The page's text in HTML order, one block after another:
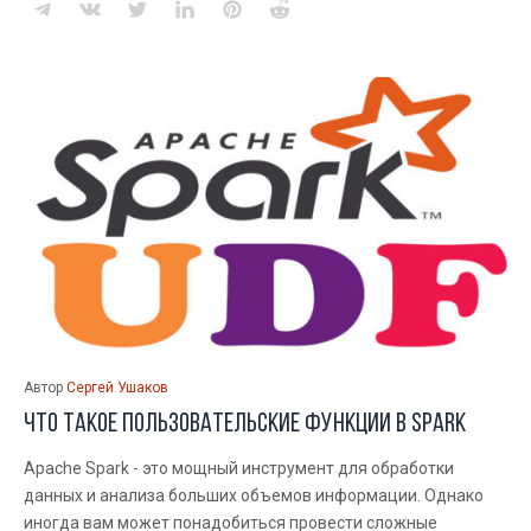
Автор Сергей Ушаков
Что такое пользовательские функции в Spark
Apache Spark - это мощный инструмент для обработки
данных и анализа больших объемов информации. Однако
иногда вам может понадобиться провести сложные